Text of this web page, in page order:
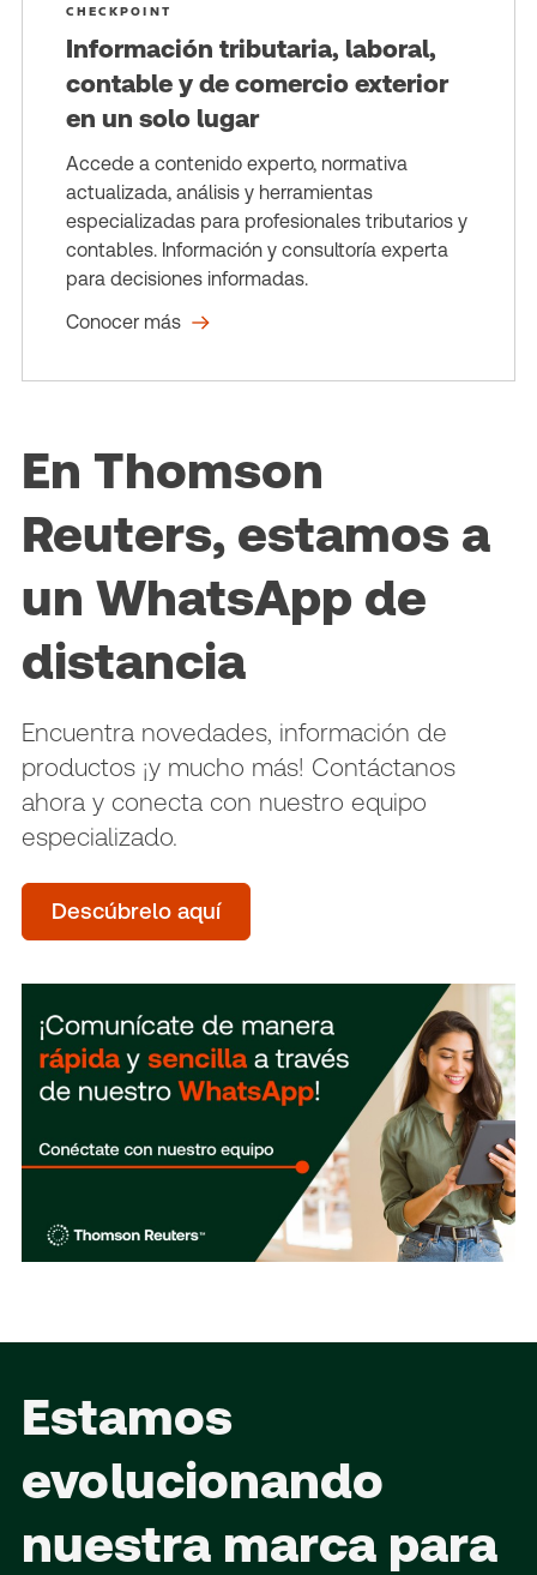
CHECKPOINT
Información tributaria, laboral,
contable y de comercio exterior
en un solo lugar
Accede a contenido experto, normativa
actualizada, análisis y herramientas
especializadas para profesionales tributarios y
contables. Información y consultoría experta
para decisiones informadas.
Conocer más
En Thomson
Reuters, estamos a
un WhatsApp de
distancia
Encuentra novedades, información de
productos ¡y mucho más! Contáctanos
ahora y conecta con nuestro equipo
especializado.
Descúbrelo aquí
Estamos
evolucionando
nuestra marca para